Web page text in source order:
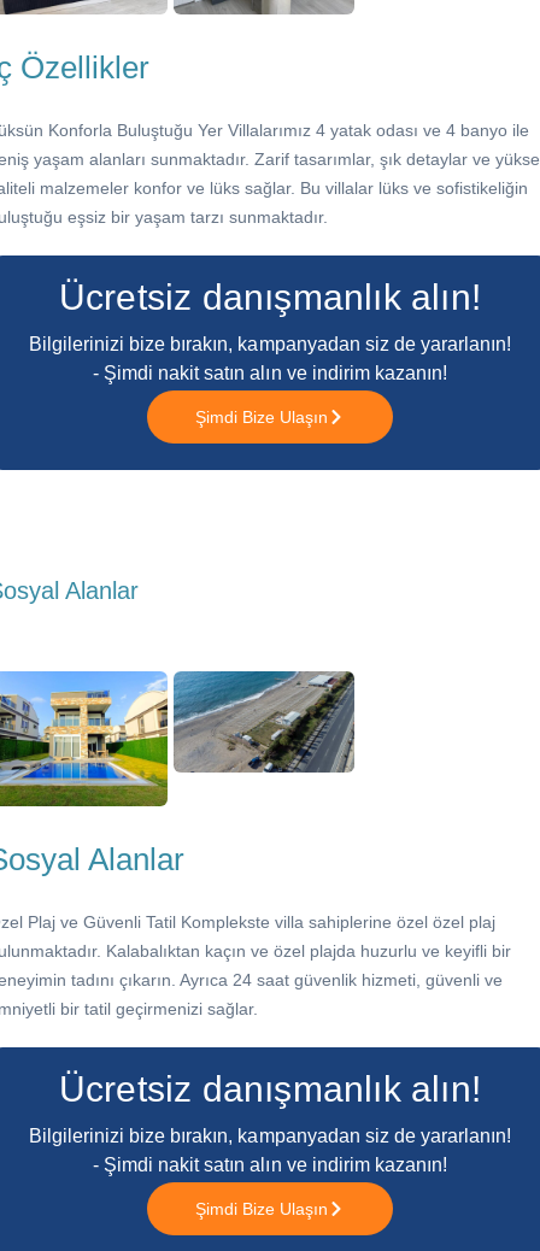
Özellikler
Konforla Buluştuğu Yer Villalarımız 4 yatak odası ve 4 banyo ile
yaşam alanları sunmaktadır. Zarif tasarımlar, şık detaylar ve
malzemeler konfor ve lüks sağlar. Bu villalar lüks ve sofistikeliğin
eşsiz bir yaşam tarzı sunmaktadır.
Ücretsiz danışmanlık alın!
Bilgilerinizi bize bırakın, kampanyadan siz de yararlanın!
- Şimdi nakit satın alın ve indirim kazanın!
Şimdi Bize Ulaşın
Alanlar
Alanlar
Plaj ve Güvenli Tatil Komplekste villa sahiplerine özel özel plaj
Kalabalıktan kaçın ve özel plajda huzurlu ve keyifli bir
tadını çıkarın. Ayrıca 24 saat güvenlik hizmeti, güvenli ve
bir tatil geçirmenizi sağlar.
Ücretsiz danışmanlık alın!
Bilgilerinizi bize bırakın, kampanyadan siz de yararlanın!
- Şimdi nakit satın alın ve indirim kazanın!
Şimdi Bize Ulaşın